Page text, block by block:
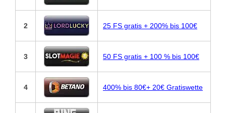
2 25 FS gratis + 200% bis 100€
3 50 FS gratis + 100 % bis 100€
4 400% bis 80€+ 20€ Gratiswette